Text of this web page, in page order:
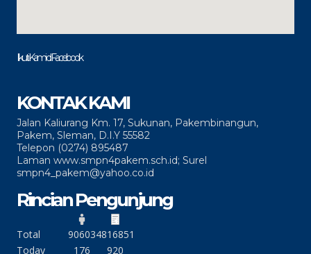
Ikuti Kami di Facebook
KONTAK KAMI
Jalan Kaliurang Km. 17, Sukunan, Pakembinangun,
Pakem, Sleman, D.I.Y 55582
Telepon (0274) 895487
Laman www.smpn4pakem.sch.id; Surel
smpn4_pakem@yahoo.co.id
Rincian Pengunjung
Total 906034816851
Today
176
920